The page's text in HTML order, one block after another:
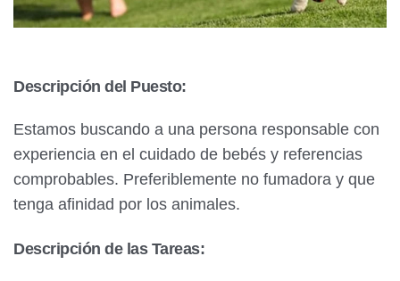
Descripción del Puesto:
Estamos buscando a una persona responsable con
experiencia en el cuidado de bebés y referencias
comprobables. Preferiblemente no fumadora y que
tenga afinidad por los animales.
Descripción de las Tareas: